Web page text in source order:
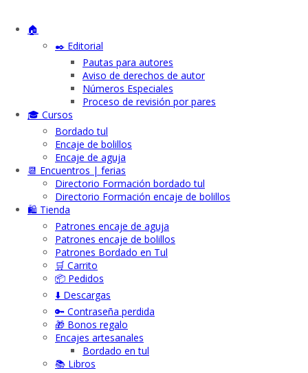
🏠
✒️ Editorial
Pautas para autores
Aviso de derechos de autor
Números Especiales
Proceso de revisión por pares
🎓 Cursos
Bordado tul
Encaje de bolillos
Encaje de aguja
📆 Encuentros | ferias
Directorio Formación bordado tul
Directorio Formación encaje de bolillos
🛍️ Tienda
Patrones encaje de aguja
Patrones encaje de bolillos
Patrones Bordado en Tul
🛒 Carrito
📦 Pedidos
⬇️ Descargas
🔑 Contraseña perdida
🎁 Bonos regalo
Encajes artesanales
Bordado en tul
📚 Libros